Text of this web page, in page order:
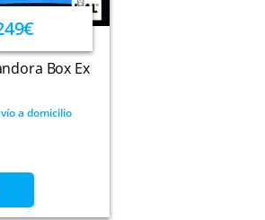
Box Ex
a domicilio